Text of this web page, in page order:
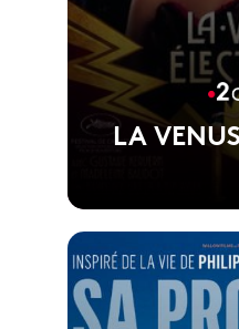
LA
Voir la